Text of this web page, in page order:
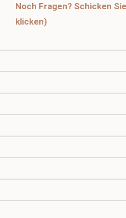
Noch Fragen? Schicken
klicken)